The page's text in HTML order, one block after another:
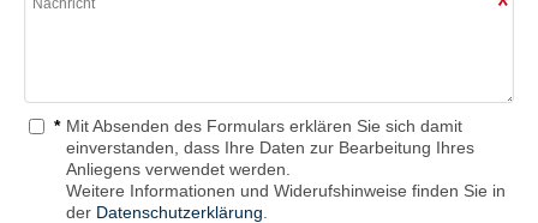
* Mit Absenden des Formulars erklären Sie sich damit
einverstanden, dass Ihre Daten zur Bearbeitung Ihres
Anliegens verwendet werden.
Weitere Informationen und Widerufshinweise finden Sie in
der Datenschutzerklärung